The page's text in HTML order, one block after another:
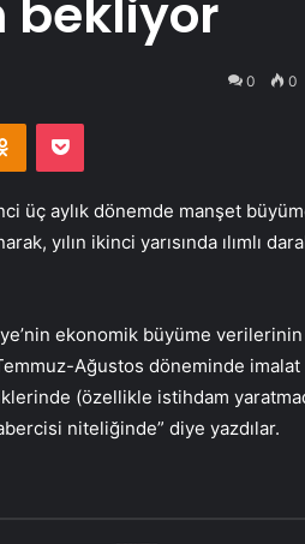
bekliyor
0 0
Odnoklassniki
Pocket
üç aylık dönemde manşet
yılın ikinci yarısında ılımlı
ekonomik büyüme verilerinin
Ağustos döneminde imalat
(özellikle istihdam
niteliğinde” diye yazdılar.